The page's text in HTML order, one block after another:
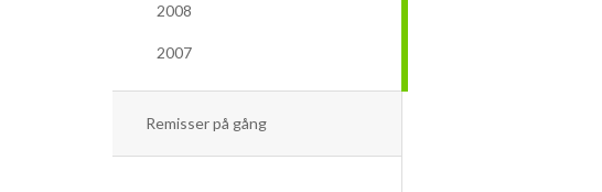
2008
2007
Remisser på gång